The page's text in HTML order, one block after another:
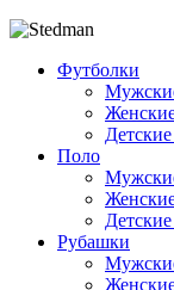
Футболки
Поло
Рубашки